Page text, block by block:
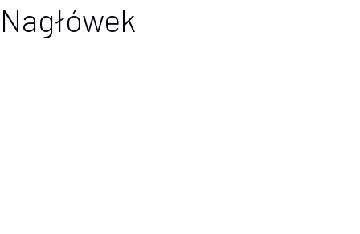
Nagłówek